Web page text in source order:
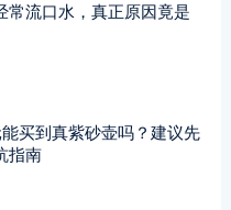
常流口水，真正原因竟是
买到真紫砂壶吗？建议先
指南